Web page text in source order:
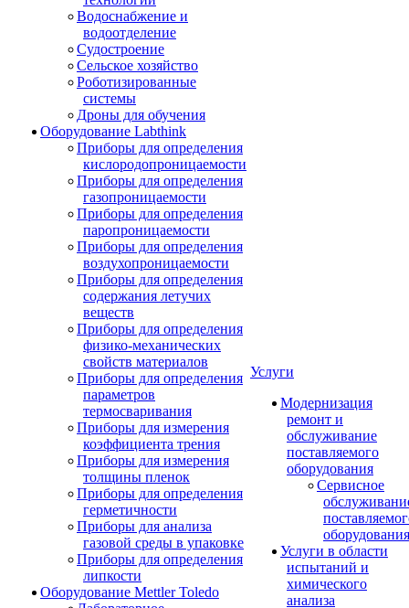
Водоснабжение и
водоотделение
Судостроение
Сельское хозяйство
Роботизированные
системы
Дроны для обучения
Оборудование Labthink
Приборы для определения
кислородопроницаемости
Приборы для определения
газопроницаемости
Приборы для определения
паропроницаемости
Приборы для определения
воздухопроницаемости
Приборы для определения
содержания летучих
веществ
Приборы для определения
физико-механических
свойств материалов
Приборы для определения
параметров
термосваривания
Приборы для измерения
коэффициента трения
Приборы для измерения
толщины пленок
Приборы для определения
герметичности
Приборы для анализа
газовой среды в упаковке
Приборы для определения
липкости
Оборудование Mettler Toledo
Услуги
Модернизация
ремонт и
обслуживание
поставляемого
оборудования
Сервисное
оборудования
Услуги в области
испытаний и
химического
анализа